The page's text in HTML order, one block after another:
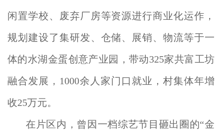
闲置学校、废弃厂房等资源进行商业化运作，
规划建设了集研发、仓储、展销、物流等于一
体的水湖金蛋创意产业园，带动325家共富工坊
融合发展，1000余人家门口就业，村集体年增
收25万元。
在片区内，曾因一档综艺节目砸出圈的“金